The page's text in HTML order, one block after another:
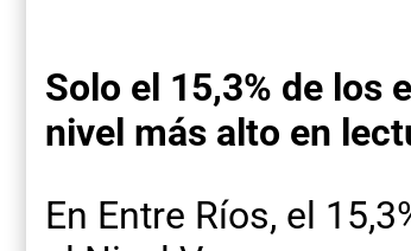
Solo el 15,3% de los
nivel más alto en
En Entre Ríos, el